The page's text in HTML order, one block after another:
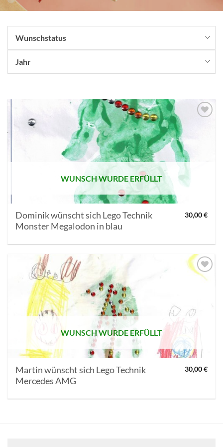
Wunschstatus
Jahr
AUF MEINE
MERKLISTE
SETZEN
WUNSCH WURDE ERFÜLLT
Dominik wünscht sich Lego Technik
Monster Megalodon in blau
30,00€
WUNSCH WURDE ERFÜLLT
Martin wünscht sich Lego Technik
Mercedes AMG
30,00€